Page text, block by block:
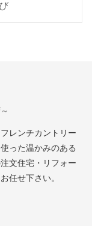
レンチカントリー
った温かみのある
文住宅・リフォー
任せ下さい。